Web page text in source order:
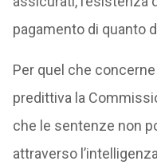
pagamento di quanto
Per quel che
predittiva la
che le sentenze non
attraverso